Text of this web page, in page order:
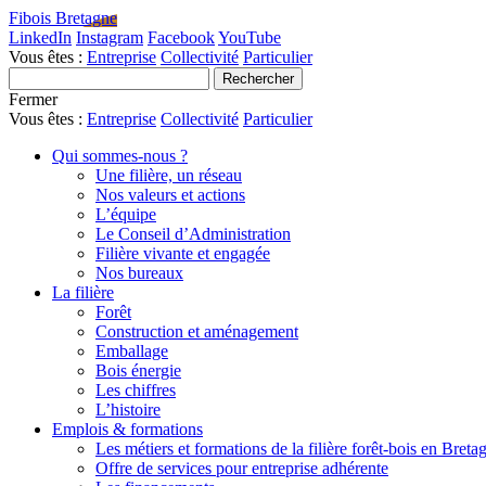
Fibois Bretagne
LinkedIn Instagram FacebookYouTube
Vous êtes : Entreprise Collectivité Particulier
Fermer
Vous êtes : Entreprise Collectivité Particulier
Qui sommes-nous ?
Une filière, un réseau
Nos valeurs et actions
L’équipe
Le Conseil d’Administration
Filière vivante et engagée
Nos bureaux
La filière
Forêt
Construction et aménagement
Emballage
Bois énergie
Les chiffres
L’histoire
Emplois & formations
Les métiers et formations de la filière forêt-bois en
Offre de services pour entreprise adhérente